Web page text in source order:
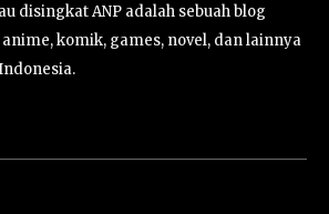
disingkat ANP adalah sebuah blog
komik, games, novel, dan lainnya